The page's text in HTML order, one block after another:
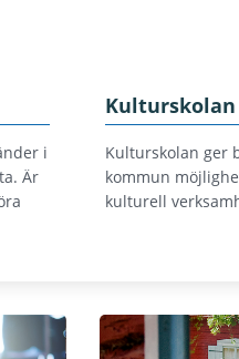
i
Är
Kulturskolan
Kulturskolan ger
kommun
kulturell